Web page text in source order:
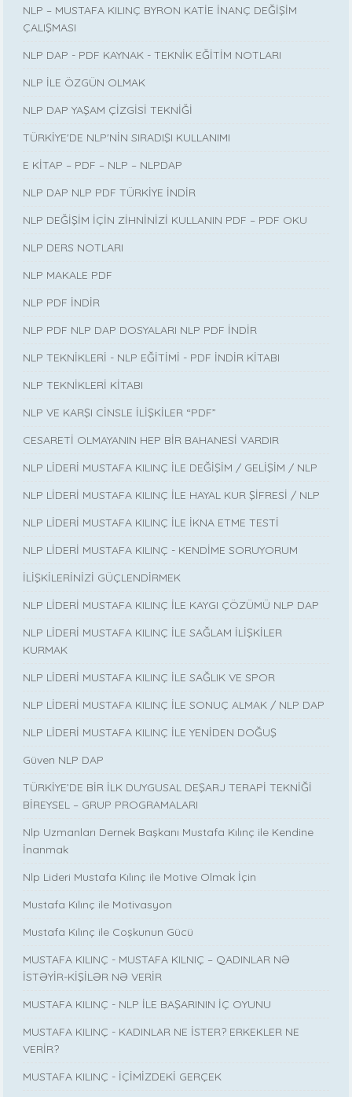
NLP – MUSTAFA KILINÇ BYRON KATİE İNANÇ DEĞİŞİM
ÇALIŞMASI
NLP DAP - PDF KAYNAK - TEKNİK EĞİTİM NOTLARI
NLP İLE ÖZGÜN OLMAK
NLP DAP YAŞAM ÇİZGİSİ TEKNİĞİ
TÜRKİYE'DE NLP'NİN SIRADIŞI KULLANIMI
E KİTAP – PDF – NLP – NLPDAP
NLP DAP NLP PDF TÜRKİYE İNDİR
NLP DEĞİŞİM İÇİN ZİHNİNİZİ KULLANIN PDF – PDF OKU
NLP DERS NOTLARI
NLP MAKALE PDF
NLP PDF İNDİR
NLP PDF NLP DAP DOSYALARI NLP PDF İNDİR
NLP TEKNİKLERİ - NLP EĞİTİMİ - PDF İNDİR KİTABI
NLP TEKNİKLERİ KİTABI
NLP VE KARŞI CİNSLE İLİŞKİLER “PDF”
CESARETİ OLMAYANIN HEP BİR BAHANESİ VARDIR
NLP LİDERİ MUSTAFA KILINÇ İLE DEĞİŞİM / GELİŞİM / NLP
NLP LİDERİ MUSTAFA KILINÇ İLE HAYAL KUR ŞİFRESİ / NLP
NLP LİDERİ MUSTAFA KILINÇ İLE İKNA ETME TESTİ
NLP LİDERİ MUSTAFA KILINÇ - KENDİME SORUYORUM
İLİŞKİLERİNİZİ GÜÇLENDİRMEK
NLP LİDERİ MUSTAFA KILINÇ İLE KAYGI ÇÖZÜMÜ NLP DAP
NLP LİDERİ MUSTAFA KILINÇ İLE SAĞLAM İLİŞKİLER
KURMAK
NLP LİDERİ MUSTAFA KILINÇ İLE SAĞLIK VE SPOR
NLP LİDERİ MUSTAFA KILINÇ İLE SONUÇ ALMAK / NLP DAP
NLP LİDERİ MUSTAFA KILINÇ İLE YENİDEN DOĞUŞ
Güven NLP DAP
TÜRKİYE’DE BİR İLK DUYGUSAL DEŞARJ TERAPİ TEKNİĞİ
BİREYSEL – GRUP PROGRAMALARI
Nlp Uzmanları Dernek Başkanı Mustafa Kılınç ile Kendine
İnanmak
Nlp Lideri Mustafa Kılınç ile Motive Olmak İçin
Mustafa Kılınç ile Motivasyon
Mustafa Kılınç ile Coşkunun Gücü
MUSTAFA KILINÇ - MUSTAFA KILNIÇ – QADINLAR NƏ
İSTƏYİR-KİŞİLƏR NƏ VERİR
MUSTAFA KILINÇ - NLP İLE BAŞARININ İÇ OYUNU
MUSTAFA KILINÇ - KADINLAR NE İSTER? ERKEKLER NE
VERİR?
MUSTAFA KILINÇ - İÇİMİZDEKİ GERÇEK